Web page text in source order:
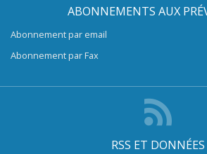
ABONNEMENTS AUX
Abonnement par email
Abonnement par Fax
RSS ET DONNÉES